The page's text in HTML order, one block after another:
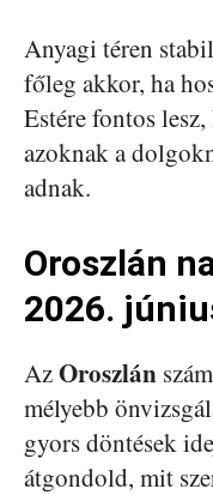
Anyagi téren
főleg akkor, ha
Estére fontos
azoknak a
adnak.
Oroszlán
2026.
AzOroszlán
mélyebb
gyors döntések
átgondold, mit